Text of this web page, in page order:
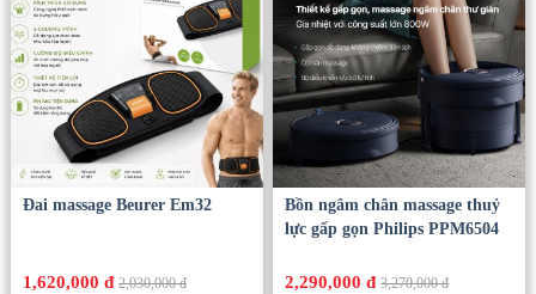
Đai massage Beurer Em32
1,620,000 đ 2,030,000 đ
Bồn ngâm chân massage thuỷ
lực gấp gọn Philips PPM6504
2,290,000 đ 3,270,000 đ